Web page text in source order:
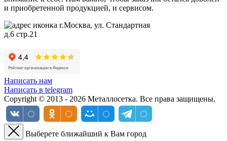
и приобретенной продукцией, и сервисом.
г.Москва, ул. Стандартная
д.6 стр.21
Написать нам
Написать в telegram
Copyright © 2013 - 2026 Металлосетка. Все права защищены.
Выберете ближайший к Вам город